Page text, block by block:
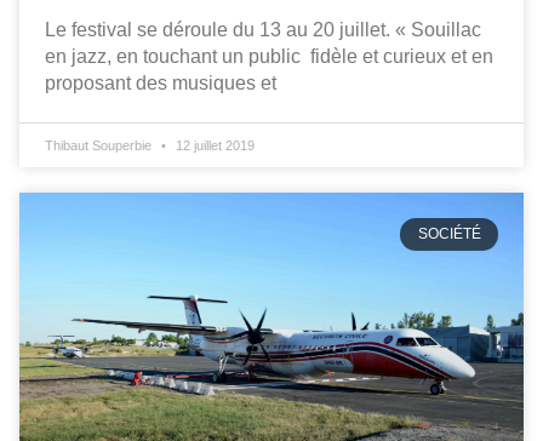
Le festival se déroule du 13 au 20 juillet. « Souillac
en jazz, en touchant un public fidèle et curieux et en
proposant des musiques et
Thibaut Souperbie 12 juillet 2019
SOCIÉTÉ